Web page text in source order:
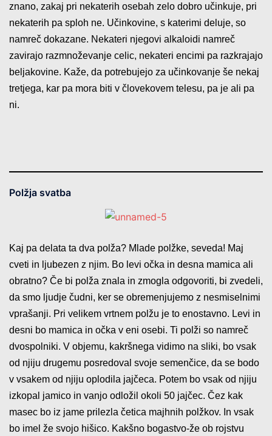
znano, zakaj pri nekaterih osebah zelo dobro učinkuje, pri
nekaterih pa sploh ne. Učinkovine, s katerimi deluje, so
namreč dokazane. Nekateri njegovi alkaloidi namreč
zavirajo razmnoževanje celic, nekateri encimi pa razkrajajo
beljakovine. Kaže, da potrebujejo za učinkovanje še nekaj
tretjega, kar pa mora biti v človekovem telesu, pa je ali pa
ni.
Polžja svatba
Kaj pa delata ta dva polža? Mlade polžke, seveda! Maj
cveti in ljubezen z njim. Bo levi očka in desna mamica ali
obratno? Če bi polža znala in zmogla odgovoriti, bi zvedeli,
da smo ljudje čudni, ker se obremenjujemo z nesmiselnimi
vprašanji. Pri velikem vrtnem polžu je to enostavno. Levi in
desni bo mamica in očka v eni osebi. Ti polži so namreč
dvospolniki. V objemu, kakršnega vidimo na sliki, bo vsak
od njiju drugemu posredoval svoje semenčice, da se bodo
v vsakem od njiju oplodila jajčeca. Potem bo vsak od njiju
izkopal jamico in vanjo odložil okoli 50 jajčec. Čez kak
masec bo iz jame prilezla četica majhnih polžkov. In vsak
bo imel že svojo hišico. Kakšno bogastvo-že ob rojstvu